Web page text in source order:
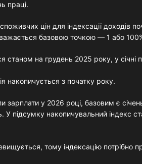
праці.
цін для індексації доходів
базовою точкою — 1 або
на грудень 2025 року, у січні
накопичується з початку року.
зарплати у 2026 році, базовим є
У підсумку накопичувальний індекс
тому індексацію потрібно